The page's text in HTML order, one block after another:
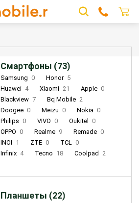
Смартфоны (73)
Samsung 0 Honor 5
Huawei 4 Xiaomi 21 Apple 0
Blackview 7 Bq Mobile 2
Doogee 0 Meizu 0 Nokia 0
Philips 0 VIVO 0 Oukitel
0
OPPO 0 Realme 9 Remade 0
INOI 1 ZTE 0 TCL 0
Infinix 4 Tecno 18 Coolpad 2
Планшеты (22)